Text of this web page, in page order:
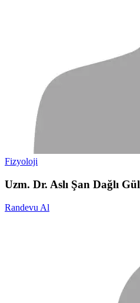
Fizyoloji
Uzm. Dr. Aslı Şan Dağlı Gül
Randevu Al